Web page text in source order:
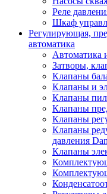
Реле
Шкаф
Регулирующая,
автоматика
Автоматика
Затворы,
Клапаны
Клапаны и
Клапаны
Клапаны
Клапаны
Клапаны
давления
Клапаны